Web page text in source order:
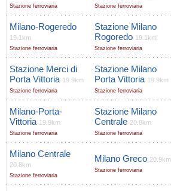
Stazione ferroviaria Stazione ferroviaria
Milano-Rogeredo
19.1km
Stazione ferroviaria
Stazione Milano
Rogoredo 19.1km
Stazione ferroviaria
Stazione Merci di
Porta Vittoria 19.9km
Stazione ferroviaria
Stazione Milano
Porta Vittoria 19.9km
Stazione ferroviaria
Milano-Porta-
Vittoria 19.9km
Stazione ferroviaria
Stazione Milano
Centrale 20.8km
Stazione ferroviaria
Milano Centrale
20.8km
Stazione ferroviaria
Milano Greco 20.9km
Stazione ferroviaria